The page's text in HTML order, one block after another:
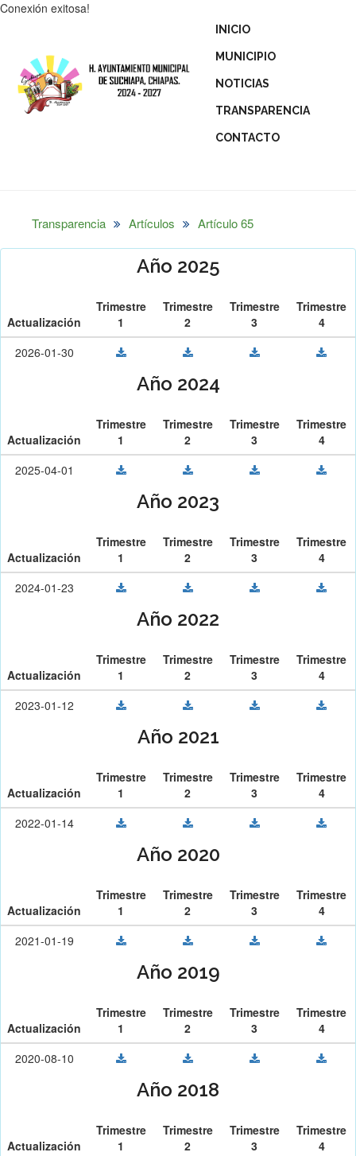
Conexión exitosa!
INICIO
MUNICIPIO
NOTICIAS
TRANSPARENCIA
CONTACTO
Transparencia Artículos Artículo 65
Año 2025
Actualización
Trimestre
1
Trimestre
2
Trimestre
3
Trimestre
4
2026-01-30
Año 2024
Actualización
Trimestre
1
Trimestre
2
Trimestre
3
Trimestre
4
2025-04-01
Año 2023
Actualización
Trimestre
1
Trimestre
2
Trimestre
3
Trimestre
4
2024-01-23
Año 2022
Actualización
Trimestre
1
Trimestre
2
Trimestre
3
Trimestre
4
2023-01-12
Año 2021
Actualización
Trimestre
1
Trimestre
2
Trimestre
3
Trimestre
4
2022-01-14
Año 2020
Actualización
Trimestre
1
Trimestre
2
Trimestre
3
Trimestre
4
2021-01-19
Año 2019
Actualización
Trimestre
1
Trimestre
2
Trimestre
3
Trimestre
4
2020-08-10
Año 2018
Actualización
Trimestre
1
Trimestre
2
Trimestre
3
Trimestre
4